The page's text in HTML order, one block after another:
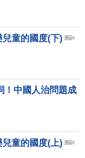
童的國度(下)
！中國人治問題成
童的國度(上)